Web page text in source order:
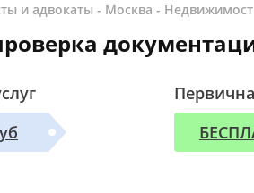
и адвокаты - Москва -